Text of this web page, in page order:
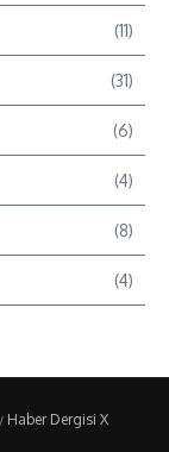
(11)
(31)
(6)
(4)
(8)
(4)
Haber Dergisi X